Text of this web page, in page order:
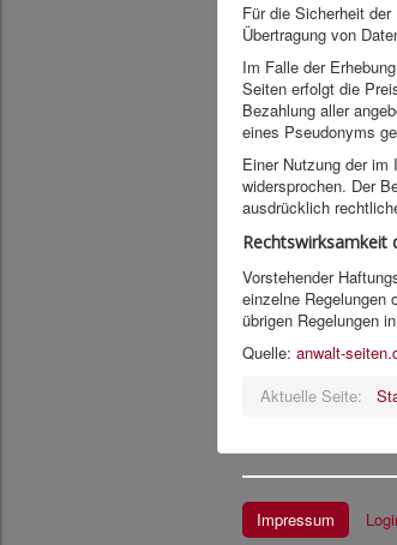
Für die Sicherheit
Übertragung von
Im Falle der
Seiten erfolgt die
Bezahlung aller
eines Pseudonyms
Einer Nutzung der
widersprochen. Der
ausdrücklich
Rechtswirksamkeit
Vorstehender
einzelne Regelungen
übrigen Regelungen
Quelle: anwalt-
Aktuelle Seite:
Impressum